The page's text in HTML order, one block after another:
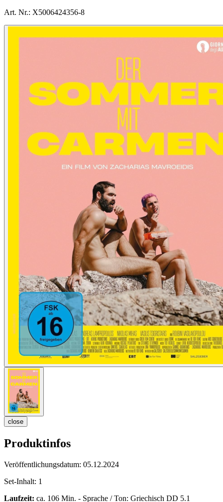
Art. Nr.: X5006424356-8
close
Produktinfos
Veröffentlichungsdatum: 05.12.2024
Set-Inhalt: 1
Laufzeit: ca. 106 Min. - Sprache / Ton: Griechisch DD 5.1